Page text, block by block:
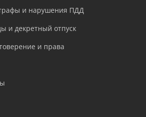
и нарушения ПДД
и декретный отпуск
и права